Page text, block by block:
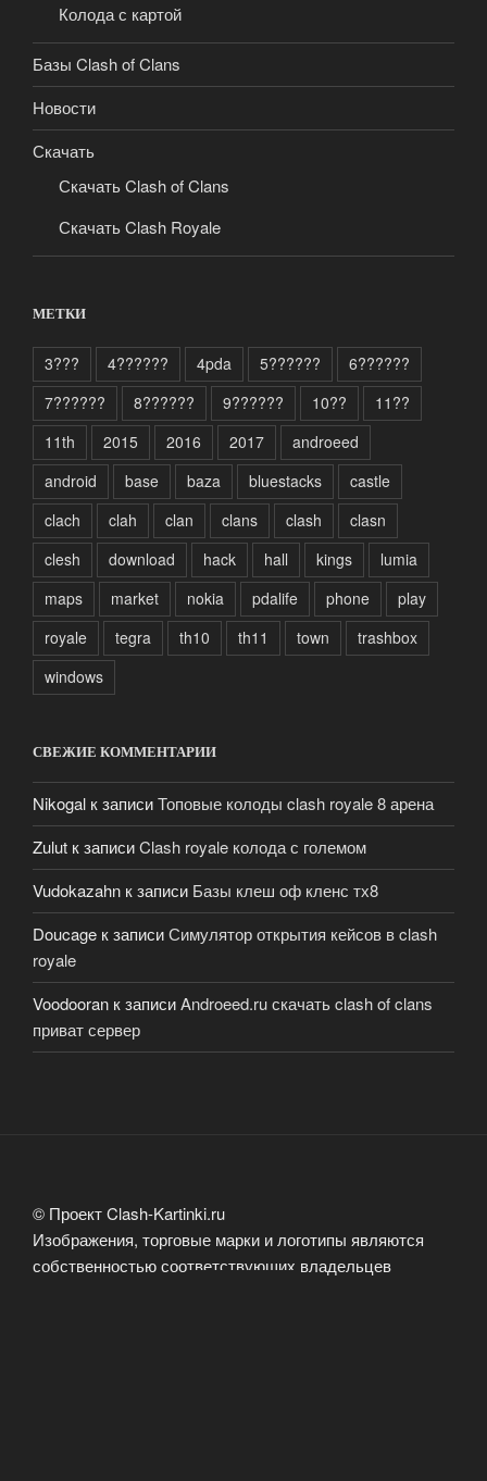
Колода с картой
Базы Clash of Clans
Новости
Скачать
Скачать Clash of Clans
Скачать Clash Royale
МЕТКИ
3??? 4?????? 4pda 5??????
6??????
7??????
8?????? 9?????? 10??
11??
11th
2015 2016 2017
androeed
android
base baza bluestacks
castle
clach
clah clan clans clash
clasn
clesh
download hack hall kings
lumia
maps
market nokia pdalife phone
play
royale
tegra th10 th11 town
trashbox
windows
СВЕЖИЕ КОММЕНТАРИИ
Nikogal к записиТоповые колоды clash royale 8 арена
Zulut к записиClash royale колода с големом
Vudokazahn к записи Базы клеш оф кленс тх8
Doucage к записиСимулятор открытия кейсов в clash
royale
Voodooran к записиAndroeed.ru скачать clash of clans
приват сервер
© Проект Clash-Kartinki.ru
Изображения, торговые марки и логотипы являются
собственностью соответствующих владельцев